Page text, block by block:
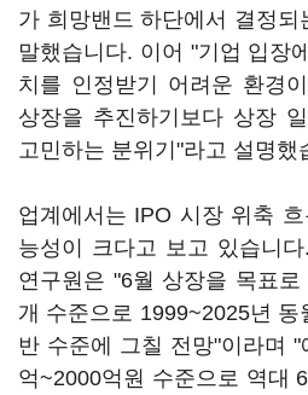
가 희망밴드 하단에서 결정
말했습니다. 이어 "기업 입장
치를 인정받기 어려운 환경
상장을 추진하기보다 상장
고민하는 분위기"라고 설명했
업계에서는 IPO 시장 위축
능성이 크다고 보고 있습니
연구원은 "6월 상장을 목표
개 수준으로 1999~2025년 동
반 수준에 그칠 전망"이라며
억~2000억원 수준으로 역대